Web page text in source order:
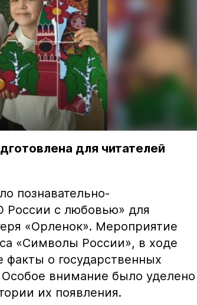
для читателей
познавательно-
России с любовью» для
«Орленок». Мероприятие
«Символы России», в ходе
факты о государственных
внимание было уделено
их появления.